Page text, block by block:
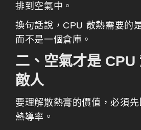
排到空氣中。
換句話說，CPU 散熱需要的
而不是一個倉庫。
二、空氣才是 CPU
敵人
要理解散熱膏的價值，必須
熱導率。